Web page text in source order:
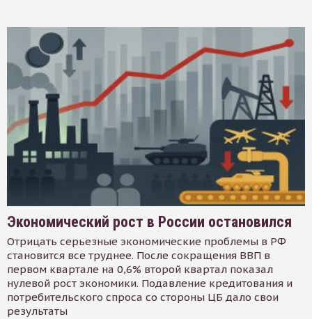
Экономический рост в России остановился
Отрицать серьезные экономические проблемы в РФ
становится все труднее. После сокращения ВВП в
первом квартале на 0,6% второй квартал показал
нулевой рост экономики. Подавление кредитования и
потребительского спроса со стороны ЦБ дало свои
результаты